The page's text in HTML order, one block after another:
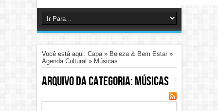
Você está aqui: Capa» Beleza & Bem Estar»
Agenda Cultural » Músicas
Arquivo da categoria:Músicas